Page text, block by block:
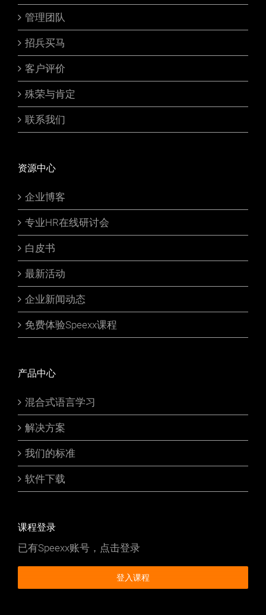
管理团队
招兵买马
客户评价
殊荣与肯定
联系我们
资源中心
企业博客
专业HR在线研讨会
白皮书
最新活动
企业新闻动态
免费体验Speexx课程
产品中心
混合式语言学习
解决方案
我们的标准
软件下载
课程登录
已有Speexx账号，点击登录
登入课程